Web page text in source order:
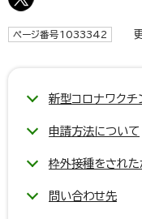
ページ番号1033342 更
新型コロナワクチ
申請方法について
枠外接種をされ
問い合わせ先